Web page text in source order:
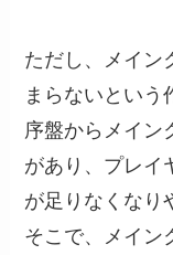
ただし、メイン
まらないという
序盤からメイン
があり、プレイ
が足りなくなり
そこで、メイン